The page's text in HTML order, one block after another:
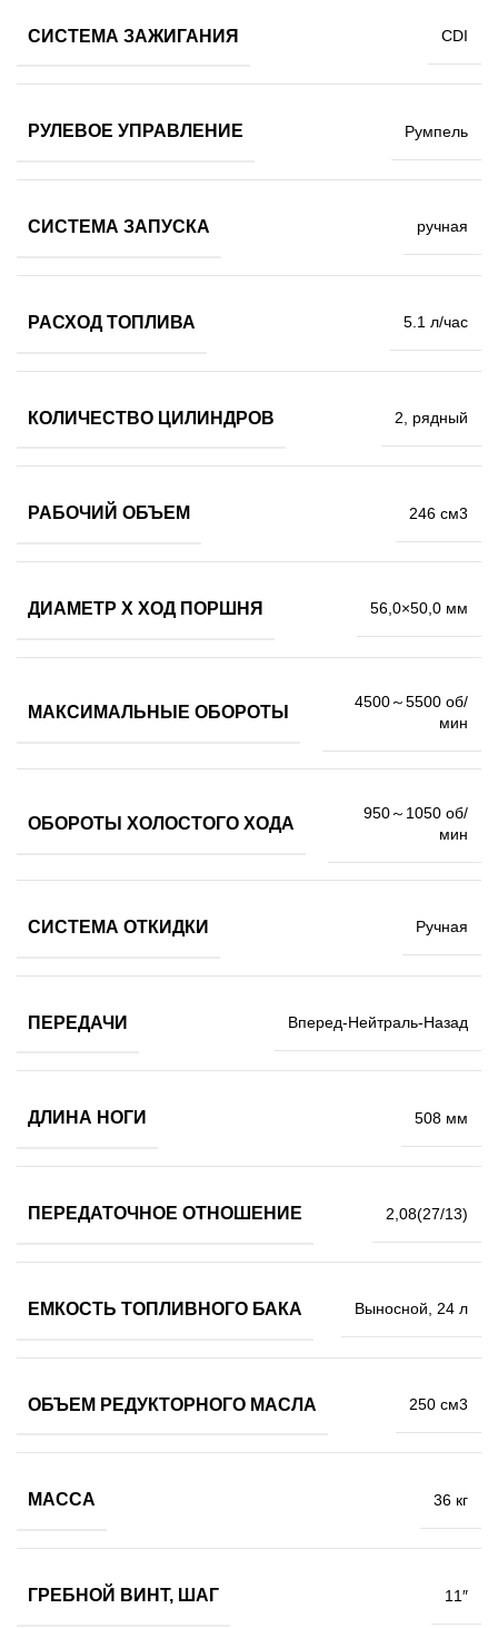
СИСТЕМА ЗАЖИГАНИЯ CDI
РУЛЕВОЕ УПРАВЛЕНИЕ Румпель
СИСТЕМА ЗАПУСКА ручная
РАСХОД ТОПЛИВА 5.1 л/час
КОЛИЧЕСТВО ЦИЛИНДРОВ 2, рядный
РАБОЧИЙ ОБЪЕМ 246 см3
ДИАМЕТР Х ХОД ПОРШНЯ 56,0×50,0 мм
МАКСИМАЛЬНЫЕ ОБОРОТЫ
4500～5500 об/
мин
ОБОРОТЫ ХОЛОСТОГО ХОДА
950～1050 об/
мин
СИСТЕМА ОТКИДКИ Ручная
ПЕРЕДАЧИ Вперед-Нейтраль-Назад
ДЛИНА НОГИ 508 мм
ПЕРЕДАТОЧНОЕ ОТНОШЕНИЕ 2,08(27/13)
ЕМКОСТЬ ТОПЛИВНОГО БАКА Выносной, 24 л
ОБЪЕМ РЕДУКТОРНОГО МАСЛА 250 см3
МАССА 36 кг
ГРЕБНОЙ ВИНТ, ШАГ 11″